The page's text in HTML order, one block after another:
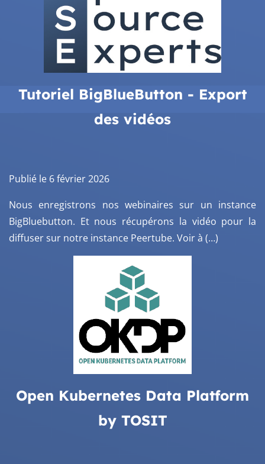
Tutoriel BigBlueButton - Export
des vidéos
Publié le 6 février 2026
Nous enregistrons nos webinaires sur un instance
BigBluebutton. Et nous récupérons la vidéo pour la
diffuser sur notre instance Peertube. Voir à (…)
Open Kubernetes Data Platform
by TOSIT